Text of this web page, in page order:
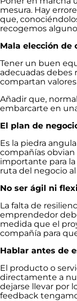
mesura. Hay
que,
recogemos
Mala elección de
Tener un buen
adecuadas
compartan
Añadir que,
embarcarte en
El plan de
Es la piedra
compañías
importante para
ruta del negocio
No ser ágil ni
La falta de
emprendedor
medida que el
compañía para
Hablar antes de
El producto o
directamente a
dejarse llevar por
feedback